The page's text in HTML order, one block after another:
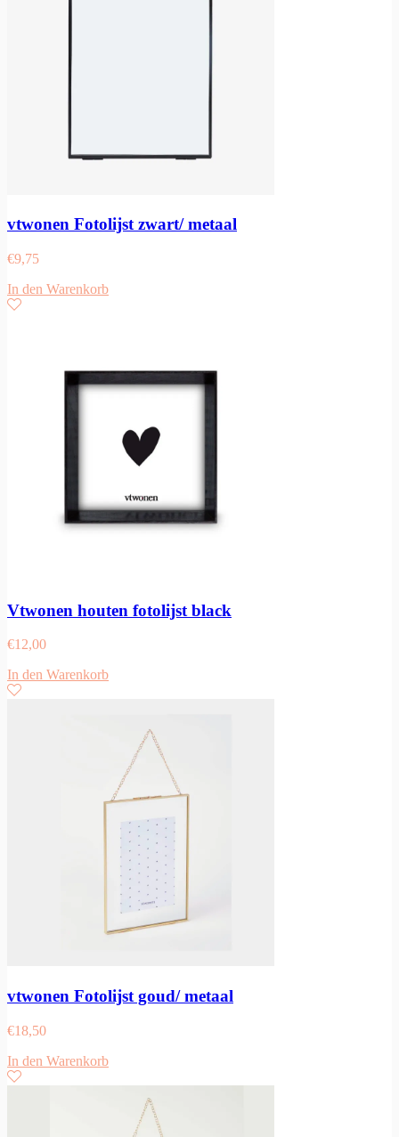
vtwonen Fotolijst zwart/ metaal
€9,75
In den Warenkorb
Vtwonen houten fotolijst black
€12,00
In den Warenkorb
vtwonen Fotolijst goud/ metaal
€18,50
In den Warenkorb